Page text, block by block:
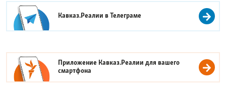
Кавказ.Реалии вТелеграме
Приложение Кавказ.Реалии для вашего
смартфона